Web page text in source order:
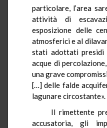
particolare, l’area
attività di
esposizione delle
atmosferici e al
stati adottati presidi
acque di
una grave
[…] delle falde
lagunare circostante».
Il rimettente
accusatoria, gli